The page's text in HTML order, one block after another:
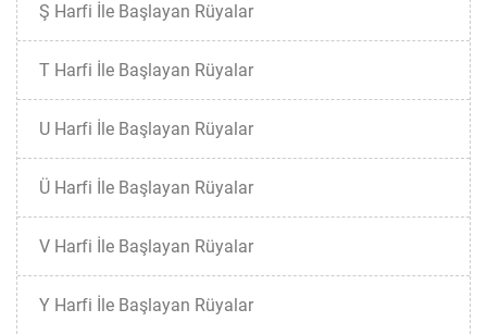
Ş Harfi İle Başlayan Rüyalar
T Harfi İle Başlayan Rüyalar
U Harfi İle Başlayan Rüyalar
Ü Harfi İle Başlayan Rüyalar
V Harfi İle Başlayan Rüyalar
Y Harfi İle Başlayan Rüyalar